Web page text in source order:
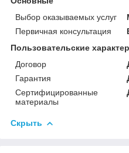
Выбор оказываемых услуг
Первичная консультация
Пользовательские
Договор
Гарантия
Сертифицированные
материалы
Скрыть